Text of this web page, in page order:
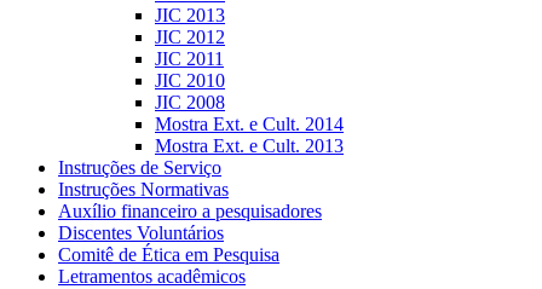
JIC 2013
JIC 2012
JIC 2011
JIC 2010
JIC 2008
Mostra Ext. e Cult. 2014
Mostra Ext. e Cult. 2013
Instruções de Serviço
Instruções Normativas
Auxílio financeiro a pesquisadores
Discentes Voluntários
Comitê de Ética em Pesquisa
Letramentos acadêmicos